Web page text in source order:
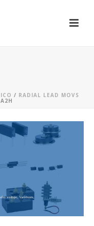
/ RADIAL LEAD MOVS
voltaje, Varistores,